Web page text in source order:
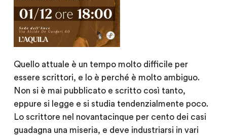
Quello attuale è un tempo molto difficile per
essere scrittori, e lo è perché è molto ambiguo.
Non si è mai pubblicato e scritto così tanto,
eppure si legge e si studia tendenzialmente poco.
Lo scrittore nel novantacinque per cento dei casi
guadagna una miseria, e deve industriarsi in vari